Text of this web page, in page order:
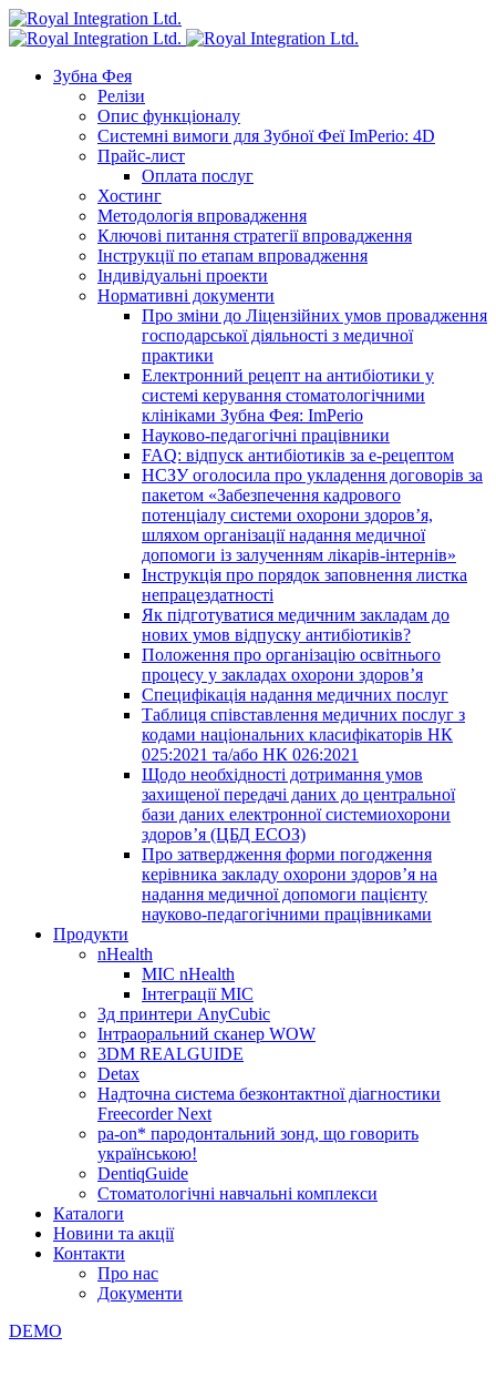
Зубна Фея
Релізи
Опис функціоналу
Системні вимоги для Зубної Феї ImPerio: 4D
Прайс-лист
Оплата послуг
Хостинг
Методологія впровадження
Ключові питання стратегії впровадження
Інструкції по етапам впровадження
Індивідуальні проекти
Нормативні документи
Про зміни до Ліцензійних умов провадження
господарської діяльності з медичної
практики
Електронний рецепт на антибіотики у
системі керування стоматологічними
клініками Зубна Фея: ImPerio
Науково-педагогічні працівники
FAQ: відпуск антибіотиків за е-рецептом
НСЗУ оголосила про укладення договорів за
пакетом «Забезпечення кадрового
потенціалу системи охорони здоров’я,
шляхом організації надання медичної
допомоги із залученням лікарів-інтернів»
Інструкція про порядок заповнення листка
непрацездатності
Як підготуватися медичним закладам до
нових умов відпуску антибіотиків?
Положення про організацію освітнього
процесу у закладах охорони здоров’я
Специфікація надання медичних послуг
Таблиця співставлення медичних послуг з
кодами національних класифікаторів НК
025:2021 та/або НК 026:2021
Щодо необхідності дотримання умов
захищеної передачі даних до центральної
бази даних електронної системиохорони
здоров’я (ЦБД ЕСОЗ)
Про затвердження форми погодження
керівника закладу охорони здоров’я на
надання медичної допомоги пацієнту
науково-педагогічними працівниками
Продукти
nHealth
МІС nHealth
Інтеграції МІС
3д принтери AnyCubic
Інтраоральний сканер WOW
3DM REALGUIDE
Detax
Надточна система безконтактної діагностики
Freecorder Next
pa-on* пародонтальний зонд, що говорить
українською!
DentiqGuide
Стоматологічні навчальні комплекси
Каталоги
Новини та акції
Контакти
Про нас
Документи
DEMO